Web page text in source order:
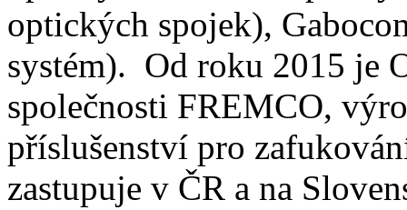
optických spojek),
systém). Od roku 2015 je
společnosti FREMCO,
příslušenství pro
zastupuje v ČR a na